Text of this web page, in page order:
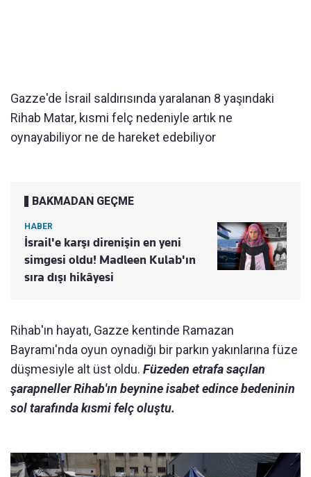
Gazze'de İsrail saldırısında yaralanan 8 yaşındaki
Rihab Matar, kısmi felç nedeniyle artık ne
oynayabiliyor ne de hareket edebiliyor
BAKMADAN GEÇME
HABER
İsrail'e karşı direnişin en yeni
simgesi oldu! Madleen Kulab'ın
sıra dışı hikâyesi
Rihab'ın hayatı, Gazze kentinde Ramazan
Bayramı'nda oyun oynadığı bir parkın yakınlarına füze
düşmesiyle alt üst oldu. Füzeden etrafa saçılan
şarapneller Rihab'ın beynine isabet edince bedeninin
sol tarafında kısmi felç oluştu.